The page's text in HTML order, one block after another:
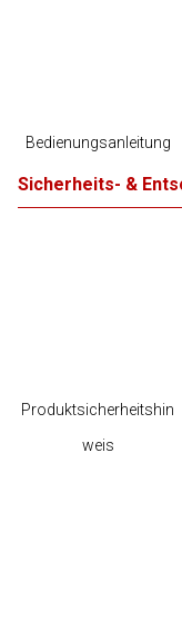
Bedienungsanleitung
Sicherheits- &
Produktsicherheitshin
weis